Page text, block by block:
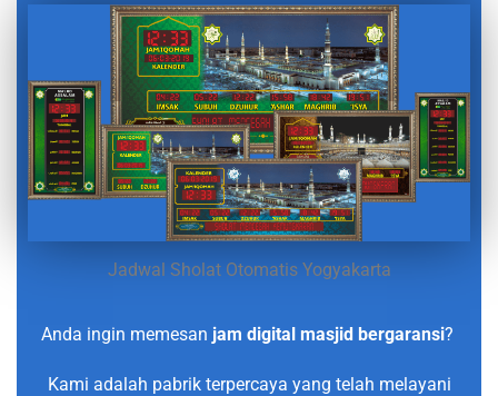
Jadwal Sholat Otomatis Yogyakarta
Anda ingin memesan jam digital masjid bergaransi?
Kami adalah pabrik terpercaya yang telah melayani